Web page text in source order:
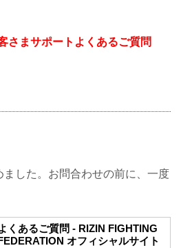
さまサポートよくあるご質問
ました。お問合わせの前に、一度
くあるご質問 - RIZIN FIGHTING
FEDERATION オフィシャルサイト